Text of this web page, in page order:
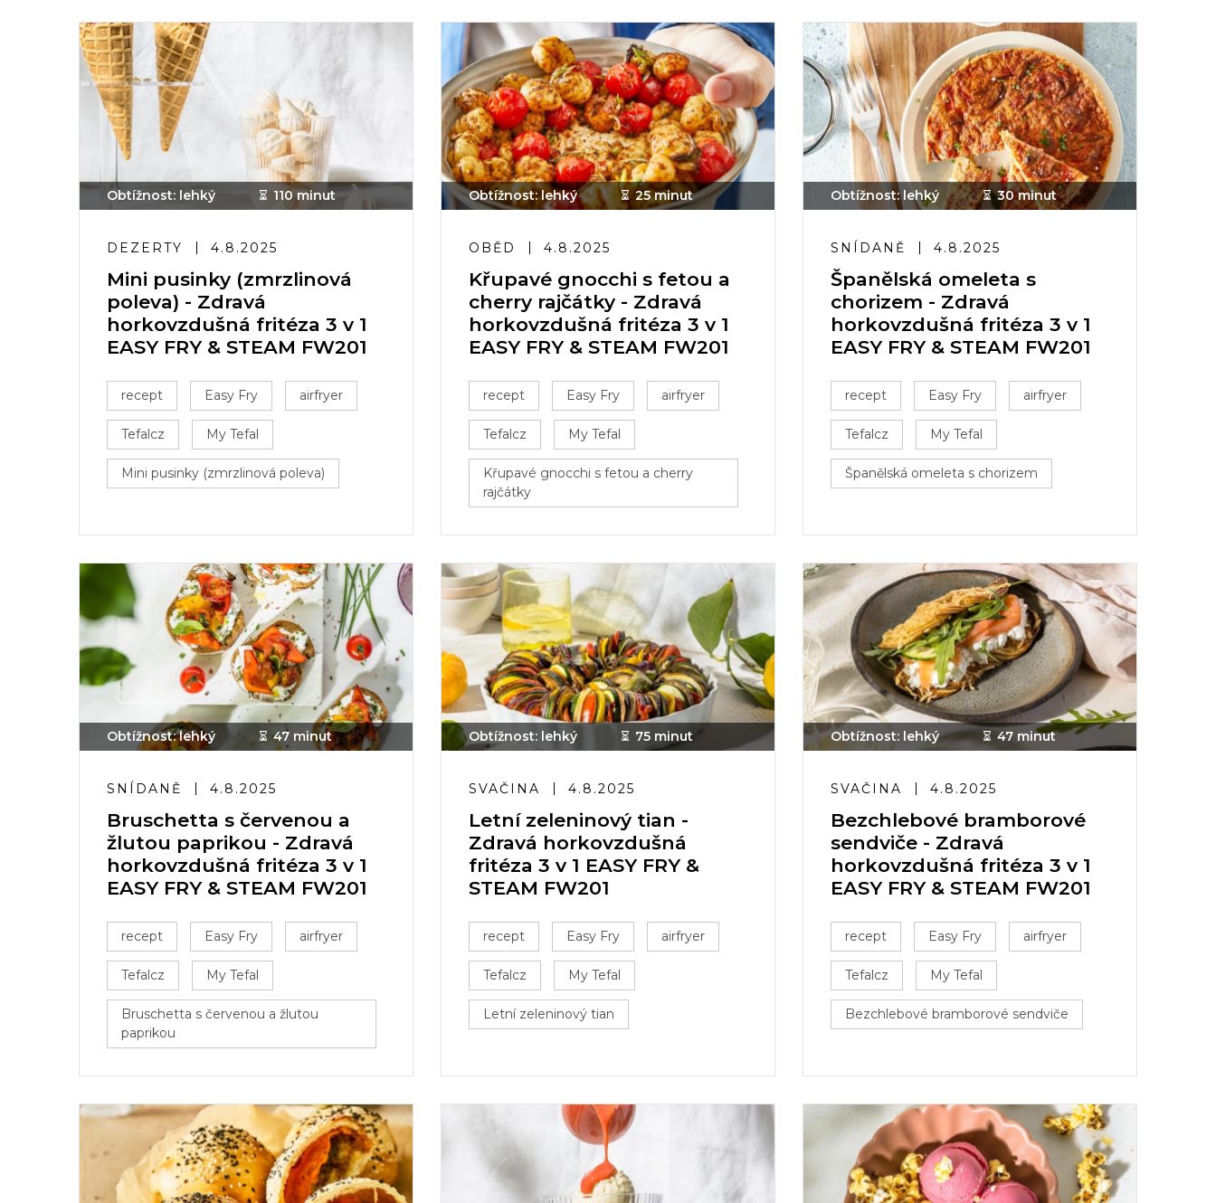
Obtížnost: lehký 110 minut
DEZERTY 4.8.2025
Mini pusinky (zmrzlinová
poleva) - Zdravá
horkovzdušná fritéza 3 v 1
EASY FRY & STEAM FW201
recept Easy Fry airfryer
Tefalcz My Tefal
Mini pusinky (zmrzlinová poleva)
Obtížnost: lehký 25 minut
OBĚD 4.8.2025
Křupavé gnocchi s fetou a
cherry rajčátky - Zdravá
horkovzdušná fritéza 3 v 1
EASY FRY & STEAM FW201
recept Easy Fry airfryer
Tefalcz My Tefal
Křupavé gnocchi s fetou a cherry
rajčátky
Obtížnost: lehký 30 minut
SNÍDANĚ 4.8.2025
Španělská omeleta s
chorizem - Zdravá
horkovzdušná fritéza 3 v 1
EASY FRY & STEAM FW201
recept Easy Fry airfryer
Tefalcz My Tefal
Španělská omeleta s chorizem
Obtížnost: lehký 47 minut
SNÍDANĚ 4.8.2025
Bruschetta s červenou a
žlutou paprikou - Zdravá
horkovzdušná fritéza 3 v 1
EASY FRY & STEAM FW201
recept Easy Fry airfryer
Tefalcz My Tefal
Bruschetta s červenou a žlutou
paprikou
Obtížnost: lehký 75 minut
SVAČINA 4.8.2025
Letní zeleninový tian -
Zdravá horkovzdušná
fritéza 3 v 1 EASY FRY &
STEAM FW201
recept Easy Fry airfryer
Tefalcz My Tefal
Letní zeleninový tian
Obtížnost: lehký 47 minut
SVAČINA 4.8.2025
Bezchlebové bramborové
sendviče - Zdravá
horkovzdušná fritéza 3 v 1
EASY FRY & STEAM FW201
recept Easy Fry airfryer
Tefalcz My Tefal
Bezchlebové bramborové sendviče